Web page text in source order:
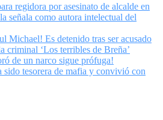
regidora por asesinato de alcalde en
señala como autora intelectual del
Michael! Es detenido tras ser acusado
criminal ‘Los terribles de Breña’
de un narco sigue prófuga!
tesorera de mafia y convivió con